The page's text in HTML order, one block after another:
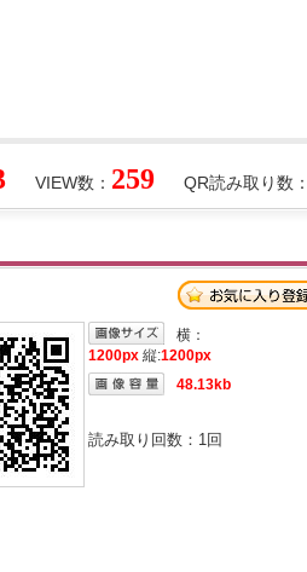
QR読み取り数：
VIEW数： 259
横：
1200px 縦:1200px
48.13kb
読み取り回数： 1回